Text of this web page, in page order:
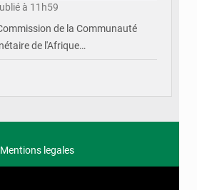
à 11h59
de la Communauté
de l'Afrique…
Mentions legales